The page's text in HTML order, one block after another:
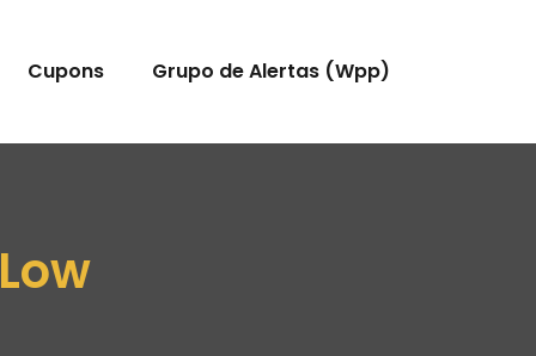
Cupons Grupo de Alertas (Wpp)